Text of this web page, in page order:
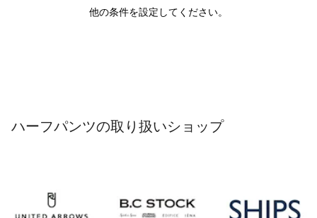
他の条件を設定してください。
ハーフパンツの取り扱いショップ